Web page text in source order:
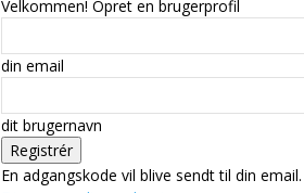
Velkommen! Opret en brugerprofil
din email
dit brugernavn
En adgangskode vil blive sendt til din email.